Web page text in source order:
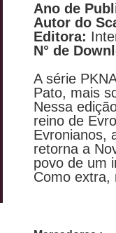
Ano de
Autor do
Editora:
N° de
A série
Pato, mais
Nessa
reino de
Evronianos,
retorna a
povo de um
Como extra,